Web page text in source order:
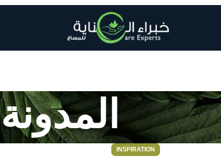
المدونة
INSPIRATION